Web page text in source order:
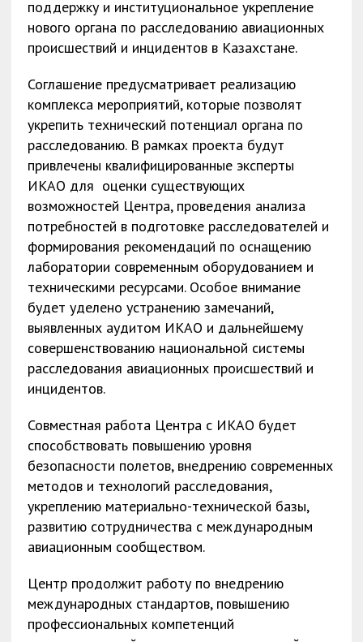
поддержку и институциональное укрепление
нового органа по расследованию авиационных
происшествий и инцидентов в Казахстане.
Соглашение предусматривает реализацию
комплекса мероприятий, которые позволят
укрепить технический потенциал органа по
расследованию. В рамках проекта будут
привлечены квалифицированные эксперты
ИКАО для оценки существующих
возможностей Центра, проведения анализа
потребностей в подготовке расследователей и
формирования рекомендаций по оснащению
лаборатории современным оборудованием и
техническими ресурсами. Особое внимание
будет уделено устранению замечаний,
выявленных аудитом ИКАО и дальнейшему
совершенствованию национальной системы
расследования авиационных происшествий и
инцидентов.
Совместная работа Центра с ИКАО будет
способствовать повышению уровня
безопасности полетов, внедрению современных
методов и технологий расследования,
укреплению материально-технической базы,
развитию сотрудничества с международным
авиационным сообществом.
Центр продолжит работу по внедрению
международных стандартов, повышению
профессиональных компетенций